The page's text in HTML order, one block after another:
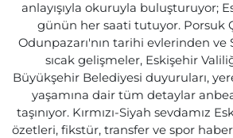
anlayışıyla okuruyla buluşturuyor;
günün her saati tutuyor. Porsuk
Odunpazarı'nın tarihi evlerinden ve
sıcak gelişmeler, Eskişehir
Büyükşehir Belediyesi duyuruları,
yaşamına dair tüm detaylar
taşınıyor. Kırmızı-Siyah sevdamız
özetleri, fikstür, transfer ve spor